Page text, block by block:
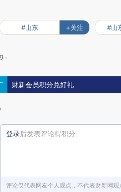
#山东 +关注 #山
财新会员积分兑好礼
登录后发表评论得积分
评论仅代表网友个人观点，不代表财新网观